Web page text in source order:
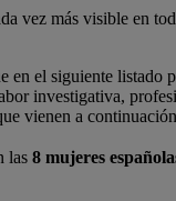
vez más visible en
en el siguiente listado
investigativa,
vienen a
las 8 mujeres